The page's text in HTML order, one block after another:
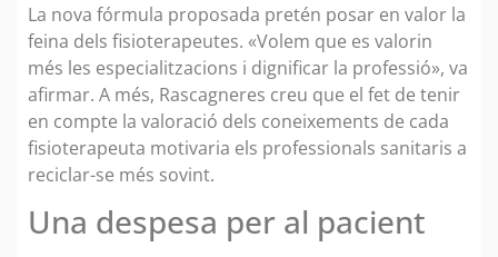
La nova fórmula proposada pretén posar en valor la
feina dels fisioterapeutes. «Volem que es valorin
més les especialitzacions i dignificar la professió», va
afirmar. A més, Rascagneres creu que el fet de tenir
en compte la valoració dels coneixements de cada
fisioterapeuta motivaria els professionals sanitaris a
reciclar-se més sovint.
Una despesa per al pacient